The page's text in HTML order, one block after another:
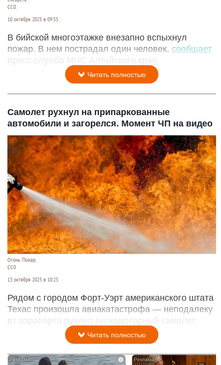
СС0.
10 октября 2025 в 09:55
В бийской многоэтажке внезапно вспыхнул
пожар. В нем пострадал один человек, сообщает
пресс-служба МЧС Алтайского края.
Читать полностью
Самолет рухнул на припаркованные
автомобили и загорелся. Момент ЧП на видео
Огонь. Пожар.
CC0
13 октября 2025 в 10:25
Рядом с городом Форт-Уэрт американского штата
Техас произошла авиакатастрофа — неподалеку
от аэропорта рухнул легкомоторный самолет.
Читать полностью
i